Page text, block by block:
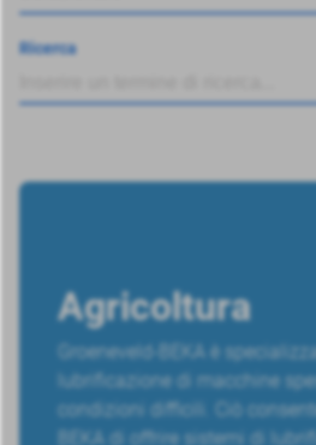
Ricerca
Agricoltura
Groeneveld-BEKA è
lubrificazione di macchine
condizioni difficili. Ciò
BEKA di offrire sistemi di